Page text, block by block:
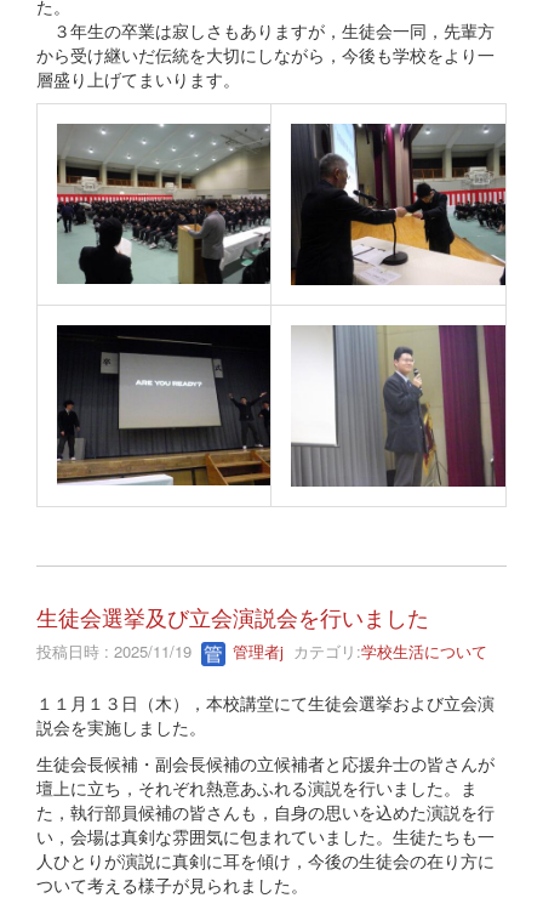
た。
３年生の卒業は寂しさもありますが，生徒会一同，先輩方
から受け継いだ伝統を大切にしながら，今後も学校をより一
層盛り上げてまいります。
生徒会選挙及び立会演説会を行いました
投稿日時 : 2025/11/19 管理者j カテゴリ:学校生活について
１１月１３日（木），本校講堂にて生徒会選挙および立会演
説会を実施しました。
生徒会長候補・副会長候補の立候補者と応援弁士の皆さんが
壇上に立ち，それぞれ熱意あふれる演説を行いました。ま
た，執行部員候補の皆さんも，自身の思いを込めた演説を行
い，会場は真剣な雰囲気に包まれていました。生徒たちも一
人ひとりが演説に真剣に耳を傾け，今後の生徒会の在り方に
ついて考える様子が見られました。